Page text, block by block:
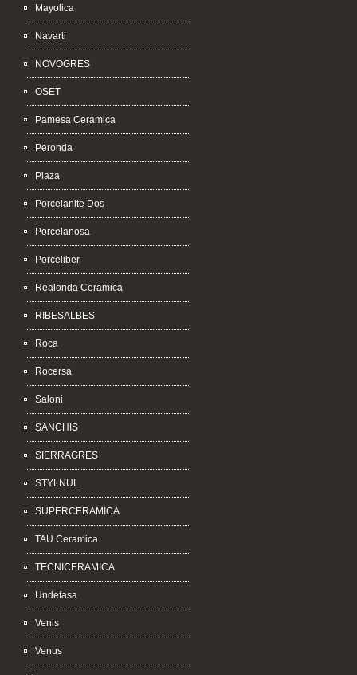
Mayolica
Navarti
NOVOGRES
OSET
Pamesa Ceramica
Peronda
Plaza
Porcelanite Dos
Porcelanosa
Porceliber
Realonda Ceramica
RIBESALBES
Roca
Rocersa
Saloni
SANCHIS
SIERRAGRES
STYLNUL
SUPERCERAMICA
TAU Ceramica
TECNICERAMICA
Undefasa
Venis
Venus